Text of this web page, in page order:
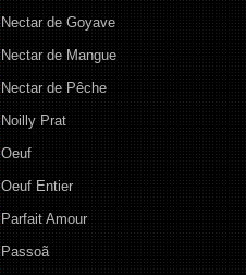
Nectar de Goyave
Nectar de Mangue
Nectar de Pêche
Noilly Prat
Oeuf
Oeuf Entier
Parfait Amour
Passoã